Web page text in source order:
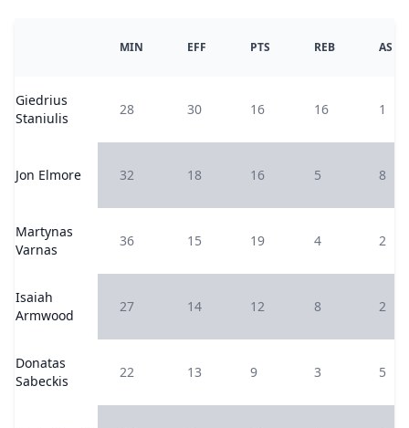
MIN EFF PTS REB AS
Giedrius
Staniulis
28 30 16 16 1
Jon Elmore 32 18 16 5 8
Martynas
Varnas
36 15 19 4 2
Isaiah
Armwood
27 14 12 8 2
Donatas
Sabeckis
22 13 9 3 5